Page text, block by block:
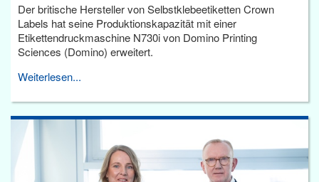
Der britische Hersteller von Selbstklebeetiketten Crown
Labels hat seine Produktionskapazität mit einer
Etikettendruckmaschine N730i von Domino Printing
Sciences (Domino) erweitert.
Weiterlesen...